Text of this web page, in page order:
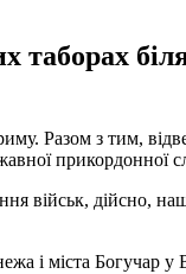
Разом з тим,
прикордонної
дійсно,
міста Богучар у